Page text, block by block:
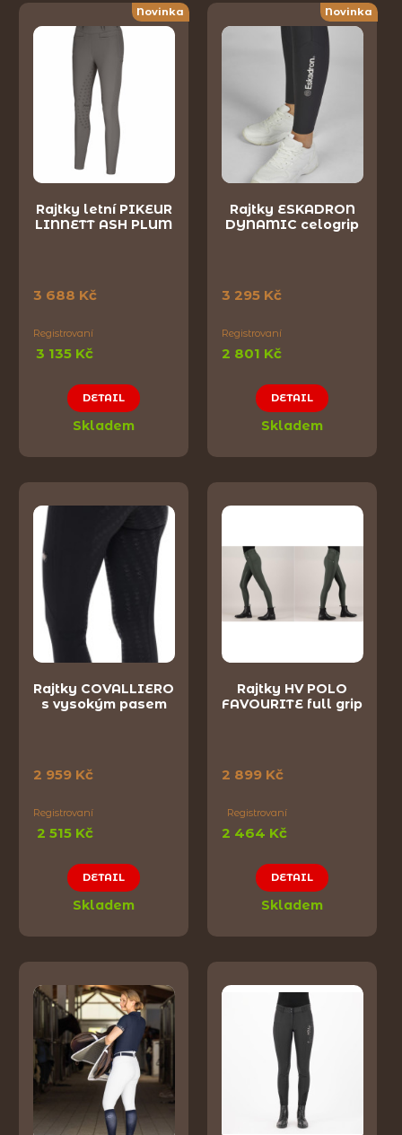
Novinka
Rajtky letní PIKEUR
LINNETT ASH PLUM
3 688 Kč
Registrovaní
3 135 Kč
DETAIL
Skladem
Novinka
Rajtky ESKADRON
DYNAMIC celogrip
3 295 Kč
Registrovaní
2 801 Kč
DETAIL
Skladem
Rajtky COVALLIERO
s vysokým pasem
2 959 Kč
Registrovaní
2 515 Kč
DETAIL
Skladem
Rajtky HV POLO
FAVOURITE full grip
2 899 Kč
Registrovaní
2 464 Kč
DETAIL
Skladem